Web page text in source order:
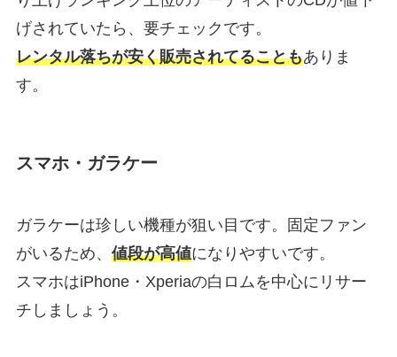
げされていたら、要チェックです。
レンタル落ちが安く販売されてることもありま
す。
スマホ・ガラケー
ガラケーは珍しい機種が狙い目です。固定ファン
がいるため、 値段が高値になりやすいです。
スマホはiPhone・Xperiaの白ロムを中心にリサー
チしましょう。